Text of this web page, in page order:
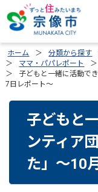
ホーム 分類から探す
ママ・パパレポート
子どもと一緒に活動で
7日レポート～
子どもと
ンティア
た」～10